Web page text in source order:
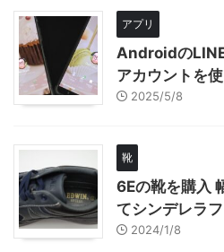
アプリ
Androidの
アカウントを
2025/5/8
靴
6Eの靴を購入
てシンデレラ
2024/1/8